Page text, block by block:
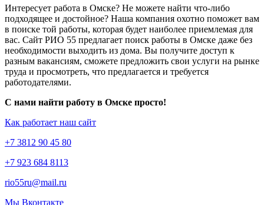
Интересует работа в Омске? Не можете найти что-либо
подходящее и достойное? Наша компания охотно поможет вам
в поиске той работы, которая будет наиболее приемлемая для
вас. Сайт РИО 55 предлагает поиск работы в Омске даже без
необходимости выходить из дома. Вы получите доступ к
разным вакансиям, сможете предложить свои услуги на рынке
труда и просмотреть, что предлагается и требуется
работодателями.
С нами найти работу в Омске просто!
Как работает наш сайт
+7 3812 90 45 80
+7 923 684 8113
rio55ru@mail.ru
Мы Вконтакте